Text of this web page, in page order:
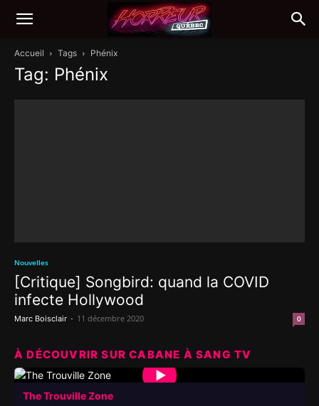
Accueil Tags Phénix
Tag: Phénix
Nouvelles
[Critique] Songbird: quand la COVID
infecte Hollywood
Marc Boisclair - 11 décembre 2020 0
À DÉCOUVRIR SUR CABANE À SANG TV
▶
The Trouville Zone